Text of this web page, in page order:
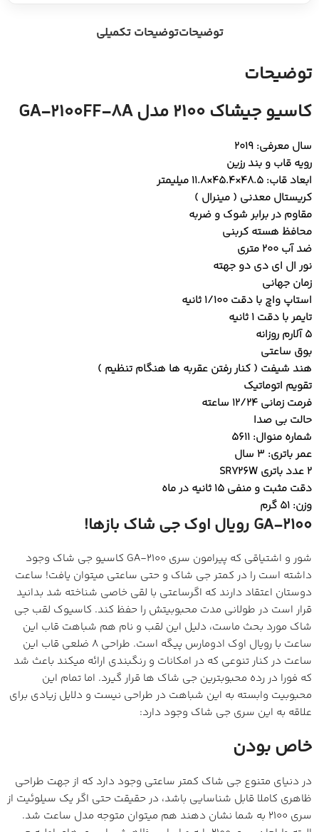
توضیحاتتوضیحات تکمیلی
توضیحات
کاسیو جیشاک 2100 مدل GA-2100FF-8A
سال معرفی: 2019
رویه قاب و بند رزین
ابعاد قاب: 48.5×45.4×11.8 میلیمتر
کریستال معدنی ( مینرال )
مقاوم در برابر شوک و ضربه
محافظ هسته کربنی
ضد آب 200 متری
نور ال ای دی دو جهته
زمان جهانی
استاپ واچ با دقت 1/100 ثانیه
تایمر با دقت 1 ثانیه
5 آلارم روزانه
بوق ساعتی
هند شیفت ( کنار رفتن عقربه ها هنگام تنظیم )
تقویم اتوماتیک
فرمت زمانی 12/24 ساعته
حالت بی صدا
شماره منوال: 5611
عمر باتری: 3 سال
2 عدد باتری SR726W
دقت مثبت و منفی 15 ثانیه در ماه
وزن: 51 گرم
GA-2100 رویال اوک جی شاک بازها!
شور و اشتیاقی که پیرامون سری GA-2100 کاسیو جی شاک وجود
داشته است را در کمتر جی شاک و حتی ساعتی میتوان یافت! ساعت
دوستان اعتقاد دارند که اگرساعتی با لقی خاصی شناخته شد بدانید
قرار است در طولانی مدت محبوبیتش را حفظ کند. کاسیوک لقب جی
شاک مورد بحث ماست، دلیل این لقب و نام هم شباهت قاب این
ساعت با رویال اوک ادومارس پیگه است. طراحی 8 ضلعی قاب این
ساعت در کنار تنوعی که در امکانات و رنگبندی ارائه میکند باعث شد
که فورا در رده محبوبترین جی شاک ها قرار گیرد. اما تمام این
محبوبیت وابسته به این شباهت در طراحی نیست و دلایل زیادی برای
علاقه به این سری جی شاک وجود دارد:
خاص بودن
در دنیای متنوع جی شاک کمتر ساعتی وجود دارد که از جهت طراحی
ظاهری کاملا قابل شناسایی باشد، در حقیقت حتی اگر یک سیلوئیت از
سری 2100 به شما نشان دهند هم میتوان متوجه مدل ساعت شد.